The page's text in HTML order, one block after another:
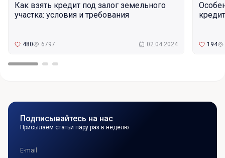
Как взять кредит под залог земельного
участка: условия и требования
480 6797 02.04.2024 194
Подписывайтесь на нас
Присылаем статьи пару раз в неделю